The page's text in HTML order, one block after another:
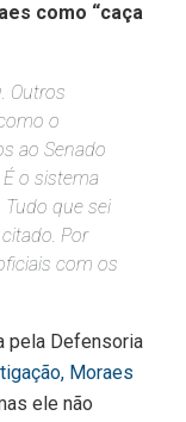
como “caça
Outros
o
ao Senado
o sistema
Tudo que sei
Por
com os
pela Defensoria
Moraes
ele não